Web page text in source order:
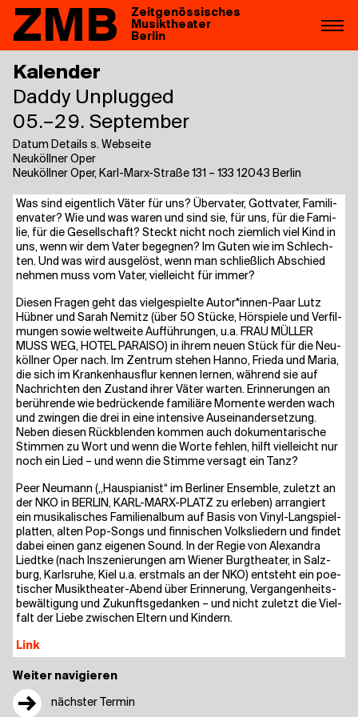
ZMB
Zeitgenössisches
Musiktheater
Berlin
Weiter navigieren
→ nächster Termin
Kalender
Dad­dy Unplugged
05.–29. September
Datum Details s. Webseite
Neuköllner Oper
Neuköllner Oper, Karl-Marx-Straße 131 – 133 12043 Berlin
Was sind eigent­lich Väter für uns? Über­va­ter, Gott­va­ter, Fami­li­
en­va­ter? Wie und was waren und sind sie, für uns, für die Fami­
lie, für die Gesell­schaft? Steckt nicht noch ziem­lich viel Kind in
uns, wenn wir dem Vater begeg­nen? Im Guten wie im Schlech­
ten. Und was wird aus­ge­löst, wenn man schließ­lich Abschied
neh­men muss vom Vater, viel­leicht für immer?
Die­sen Fra­gen geht das viel­ge­spiel­te Autor*innen-Paar Lutz
Hüb­ner und Sarah Nemitz (über 50 Stü­cke, Hör­spie­le und Ver­fil­
mun­gen sowie welt­wei­te Auf­füh­run­gen, u.a. FRAU MÜL­LER
MUSS WEG, HOTEL PARAI­SO) in ihrem neu­en Stück für die Neu­
köll­ner Oper nach. Im Zen­trum ste­hen Han­no, Frie­da und Maria,
die sich im Kran­ken­haus­flur ken­nen ler­nen, wäh­rend sie auf
Nach­rich­ten den Zustand ihrer Väter war­ten. Erin­ne­run­gen an
berüh­ren­de wie bedrü­cken­de fami­liä­re Momen­te wer­den wach
und zwin­gen die drei in eine inten­si­ve Aus­ein­an­der­set­zung.
Neben die­sen Rück­blen­den kom­men auch doku­men­ta­ri­sche
Stim­men zu Wort und wenn die Wor­te feh­len, hilft viel­leicht nur
noch ein Lied – und wenn die Stim­me ver­sagt ein Tanz?
Peer Neu­mann („Haus­pia­nist“ im Ber­li­ner Ensem­ble, zuletzt an
der NKO in BER­LIN, KARL-MARX-PLATZ zu erle­ben) arran­giert
ein musi­ka­li­sches Fami­li­en­al­bum auf Basis von Vinyl-Lang­spiel­
plat­ten, alten Pop-Songs und fin­ni­schen Volks­lie­dern und fin­det
dabei einen ganz eige­nen Sound. In der Regie von Alex­an­dra
Liedt­ke (nach Insze­nie­run­gen am Wie­ner Burg­thea­ter, in Salz­
burg, Karls­ru­he, Kiel u.a. erst­mals an der NKO) ent­steht ein poe­
ti­scher Musik­thea­ter-Abend über Erin­ne­rung, Ver­gan­gen­heits­
be­wäl­ti­gung und Zukunfts­ge­dan­ken – und nicht zuletzt die Viel­
falt der Lie­be zwi­schen Eltern und Kindern.
Link